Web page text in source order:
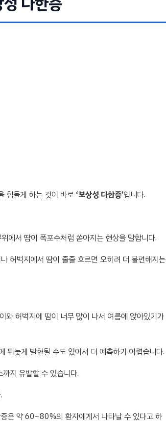
힘들게 하는 것이 바로 ‘보상성 다한증’입니다.
에서 땀이 폭포수처럼 쏟아지는 현상을 말합니다.
허벅지에서 땀이 줄줄 흐르면 오히려 더 불편해지는
와 허벅지에 땀이 너무 많이 나서 여름에 앉아있기가
뒤늦게 발현될 수도 있어서 더 예측하기 어렵습니다.
지 유발할 수 있습니다.
은 약 60~80%의 환자에게서 나타날 수 있다고 하